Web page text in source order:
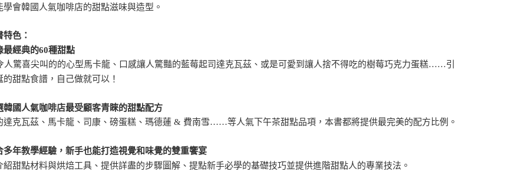
學會韓國人氣咖啡店的甜點滋味與造型。
色：
經典的60種甜點
人驚喜尖叫的的心型馬卡龍、口感讓人驚豔的藍莓起司達克瓦茲、或是可愛到讓人捨不得吃的樹莓巧克力蛋糕……引
的甜點食譜，自己做就可以！
國人氣咖啡店最受顧客青睞的甜點配方
達克瓦茲、馬卡龍、司康、磅蛋糕、瑪德蓮 & 費南雪……等人氣下午茶甜點品項，本書都將提供最完美的配方比例。
年教學經驗，新手也能打造視覺和味覺的雙重饗宴
紹甜點材料與烘焙工具、提供詳盡的步驟圖解、提點新手必學的基礎技巧並提供進階甜點人的專業技法。